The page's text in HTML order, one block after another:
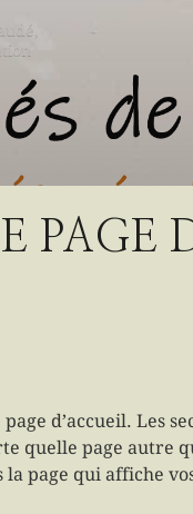
PAGE
d’accueil. Les
quelle page autre
la page qui affiche